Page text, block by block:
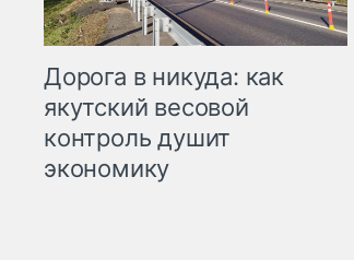
Дорога в никуда: как
якутский весовой
контроль душит
экономику